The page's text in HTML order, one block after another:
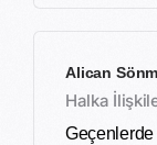
Alican
Halka
Geçenlerde